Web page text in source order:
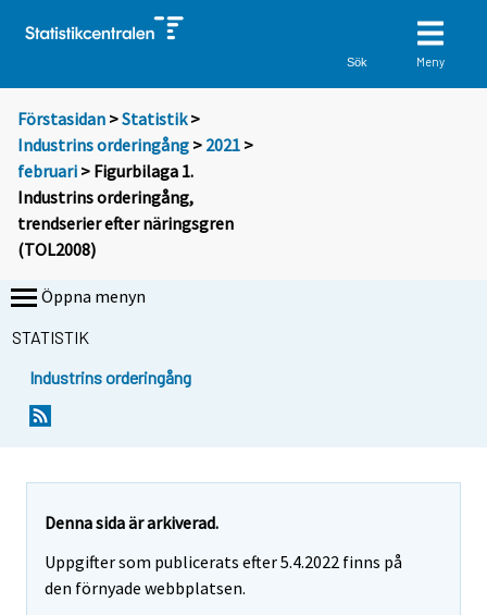
Sök Meny
Förstasidan >Statistik >
Industrins orderingång > 2021 >
februari > Figurbilaga 1.
Industrins orderingång,
trendserier efter näringsgren
(TOL2008)
Öppna menyn
STATISTIK
Industrins orderingång
Denna sida är arkiverad.
Uppgifter som publicerats efter 5.4.2022 finns på
den förnyade webbplatsen.